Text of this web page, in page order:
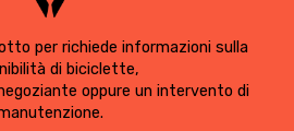
per richiede informazioni sulla
di biciclette,
oppure un intervento di